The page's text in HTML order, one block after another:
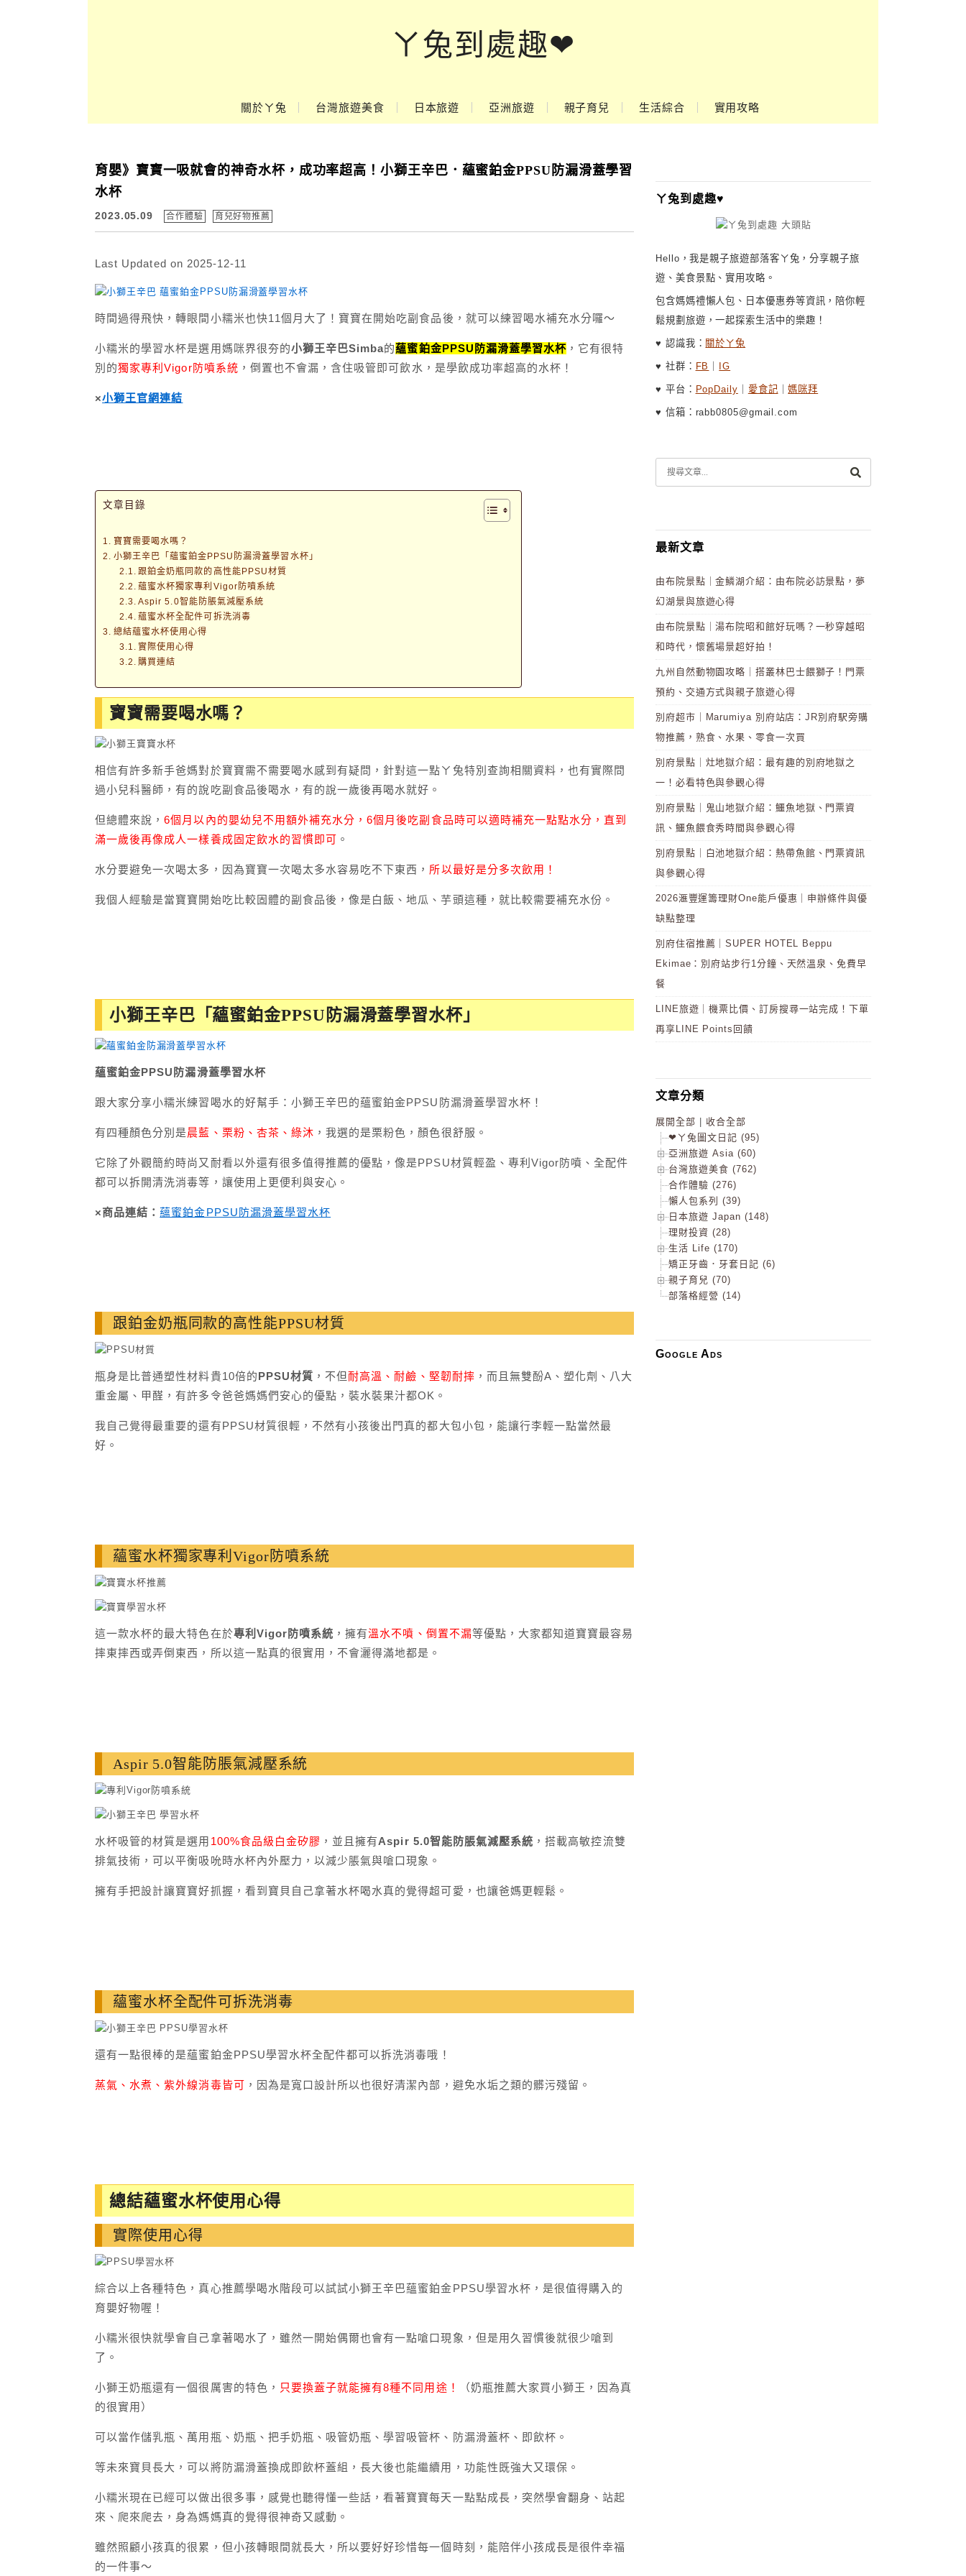
ㄚ兔到處趣❤
關於ㄚ兔 台灣旅遊美食 日本旅遊 亞洲旅遊 親子育兒 生活綜合 實用攻略
育嬰》寶寶一吸就會的神奇水杯，成功率超高！小獅王辛巴．蘊蜜鉑金PPSU防漏滑蓋學習
水杯
2023.05.09 合作體驗 育兒好物推薦
Last Updated on 2025-12-11
時間過得飛快，轉眼間小糯米也快11個月大了！寶寶在開始吃副食品後，就可以練習喝水補充水分囉～
小糯米的學習水杯是選用媽咪界很夯的小獅王辛巴Simba的蘊蜜鉑金PPSU防漏滑蓋學習水杯 ，它有很特
別的獨家專利Vigor防噴系統 ，倒置也不會漏，含住吸管即可飲水，是學飲成功率超高的水杯！
×小獅王官網連結
文章目錄
寶寶需要喝水嗎？
小獅王辛巴「蘊蜜鉑金PPSU防漏滑蓋學習水杯」
跟鉑金奶瓶同款的高性能PPSU材質
蘊蜜水杯獨家專利Vigor防噴系統
Aspir 5.0智能防脹氣減壓系統
蘊蜜水杯全配件可拆洗消毒
總結蘊蜜水杯使用心得
實際使用心得
購買連結
寶寶需要喝水嗎？
相信有許多新手爸媽對於寶寶需不需要喝水感到有疑問，針對這一點ㄚ兔特別查詢相關資料，也有實際問
過小兒科醫師，有的說吃副食品後喝水，有的說一歲後再喝水就好。
但總體來說，6個月以內的嬰幼兒不用額外補充水分，6個月後吃副食品時可以適時補充一點點水分，直到
滿一歲後再像成人一樣養成固定飲水的習慣即可 。
水分要避免一次喝太多，因為寶寶一次喝太多水容易吃不下東西， 所以最好是分多次飲用！
我個人經驗是當寶寶開始吃比較固體的副食品後，像是白飯、地瓜、芋頭這種，就比較需要補充水份。
小獅王辛巴「蘊蜜鉑金PPSU防漏滑蓋學習水杯」
蘊蜜鉑金PPSU防漏滑蓋學習水杯
跟大家分享小糯米練習喝水的好幫手：小獅王辛巴的蘊蜜鉑金PPSU防漏滑蓋學習水杯！
有四種顏色分別是晨藍、栗粉、杏茶、綠沐 ，我選的是栗粉色，顏色很舒服。
它除了外觀簡約時尚又耐看以外還有很多值得推薦的優點，像是PPSU材質輕盈、專利Vigor防噴、全配件
都可以拆開清洗消毒等，讓使用上更便利與安心。
×商品連結：蘊蜜鉑金PPSU防漏滑蓋學習水杯
跟鉑金奶瓶同款的高性能PPSU材質
瓶身是比普通塑性材料貴10倍的PPSU材質 ，不但耐高溫、耐鹼、堅韌耐摔 ，而且無雙酚A、塑化劑、八大
重金屬、甲醛，有許多令爸爸媽媽們安心的優點，裝水裝果汁都OK。
我自己覺得最重要的還有PPSU材質很輕，不然有小孩後出門真的都大包小包，能讓行李輕一點當然最
好。
蘊蜜水杯獨家專利Vigor防噴系統
這一款水杯的最大特色在於專利Vigor防噴系統 ，擁有溫水不噴、倒置不漏等優點，大家都知道寶寶最容易
摔東摔西或弄倒東西，所以這一點真的很實用，不會灑得滿地都是。
Aspir 5.0智能防脹氣減壓系統
水杯吸管的材質是選用 100%食品級白金矽膠 ，並且擁有Aspir 5.0智能防脹氣減壓系統 ，搭載高敏控流雙
排氣技術，可以平衡吸吮時水杯內外壓力，以減少脹氣與嗆口現象。
擁有手把設計讓寶寶好抓握，看到寶貝自己拿著水杯喝水真的覺得超可愛，也讓爸媽更輕鬆。
蘊蜜水杯全配件可拆洗消毒
還有一點很棒的是蘊蜜鉑金PPSU學習水杯全配件都可以拆洗消毒哦！
蒸氣、水煮、紫外線消毒皆可 ，因為是寬口設計所以也很好清潔內部，避免水垢之類的髒污殘留。
總結蘊蜜水杯使用心得
實際使用心得
綜合以上各種特色，真心推薦學喝水階段可以試試小獅王辛巴蘊蜜鉑金PPSU學習水杯，是很值得購入的
育嬰好物喔！
小糯米很快就學會自己拿著喝水了，雖然一開始偶爾也會有一點嗆口現象，但是用久習慣後就很少嗆到
了。
小獅王奶瓶還有一個很厲害的特色， 只要換蓋子就能擁有8種不同用途！
（奶瓶推薦大家買小獅王，因為真
的很實用）
可以當作儲乳瓶、萬用瓶、奶瓶、把手奶瓶、吸管奶瓶、學習吸管杯、防漏滑蓋杯、即飲杯。
等未來寶貝長大，可以將防漏滑蓋換成即飲杯蓋組，長大後也能繼續用，功能性既強大又環保。
小糯米現在已經可以做出很多事，感覺也聽得懂一些話，看著寶寶每天一點點成長，突然學會翻身、站起
來、爬來爬去，身為媽媽真的覺得很神奇又感動。
雖然照顧小孩真的很累，但小孩轉眼間就長大，所以要好好珍惜每一個時刻，能陪伴小孩成長是很件幸福
的一件事～
ㄚ兔到處趣♥
Hello，我是親子旅遊部落客ㄚ兔，分享親子旅
遊、美食景點、實用攻略。
包含媽媽禮懶人包、日本優惠券等資訊，陪你輕
鬆規劃旅遊，一起探索生活中的樂趣！
♥ 認識我： 關於ㄚ兔
♥ 社群： FB IG
♥ 平台： PopDaily 愛食記 ｜媽咪拜
♥ 信箱：rabb0805@gmail.com
最新文章
由布院景點｜金鱗湖介紹：由布院必訪景點，夢
幻湖景與旅遊心得
由布院景點｜湯布院昭和館好玩嗎？一秒穿越昭
和時代，懷舊場景超好拍！
九州自然動物園攻略｜搭叢林巴士餵獅子！門票
預約、交通方式與親子旅遊心得
別府超市｜Marumiya 別府站店：JR別府駅旁購
物推薦，熟食、水果、零食一次買
別府景點｜灶地獄介紹：最有趣的別府地獄之
一！必看特色與參觀心得
別府景點｜鬼山地獄介紹：鱷魚地獄、門票資
訊、鱷魚餵食秀時間與參觀心得
別府景點｜白池地獄介紹：熱帶魚館、門票資訊
與參觀心得
2026滙豐運籌理財One能戶優惠｜申辦條件與優
缺點整理
別府住宿推薦｜SUPER HOTEL Beppu
Ekimae：別府站步行1分鐘、天然溫泉、免費早
餐
LINE旅遊｜機票比價、訂房搜尋一站完成！下單
再享LINE Points回饋
文章分類
展開全部
收合全部
❤ㄚ兔圖文日記 (95)
亞洲旅遊 Asia (60)
台灣旅遊美食 (762)
合作體驗 (276)
懶人包系列 (39)
日本旅遊 Japan (148)
理財投資 (28)
生活 Life (170)
矯正牙齒．牙套日記 (6)
親子育兒 (70)
部落格經營 (14)
Google Ads